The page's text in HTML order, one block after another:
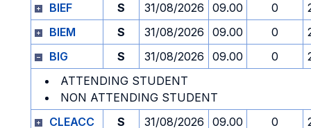
BIEF S 31/08/2026 09.00 0
BIEM
S 31/08/2026 09.00 0
BIG
S 31/08/2026 09.00 0
ATTENDING STUDENT
NON ATTENDING STUDENT
CLEACC
S 31/08/2026 09.00 0